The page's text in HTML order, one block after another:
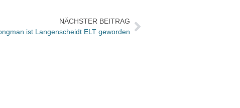
NÄCHSTER BEITRAG
ist Langenscheidt ELT geworden